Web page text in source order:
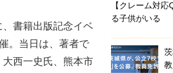
書籍出版記念イベ
。当日は、著者で
西一史氏、熊本市
【クレーム対
る子供がいる